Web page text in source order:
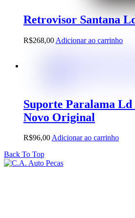
Retrovisor Santana
R$268,00 Adicionar ao carrinho
Suporte Paralama
Novo Original
R$96,00Adicionar ao carrinho
Back To Top